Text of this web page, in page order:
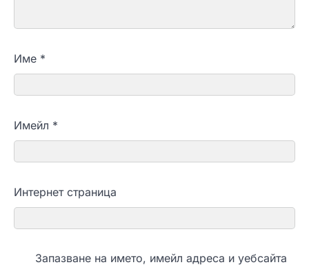
Име *
Имейл *
Интернет страница
Запазване на името, имейл адреса и уебсайта